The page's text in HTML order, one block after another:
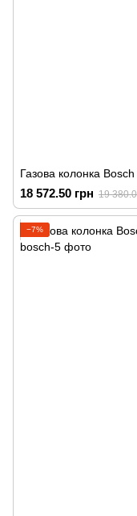
Газова колонка
18 572.50 грн 19
−7%